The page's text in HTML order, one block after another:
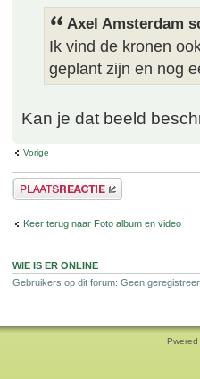
Axel Amsterdam
Ik vind de kronen
geplant zijn en nog
Kan je dat beeld
Vorige
Plaats een reactie
Keer terug naar Foto album en video
WIE IS ER ONLINE
Gebruikers op dit forum: Geen